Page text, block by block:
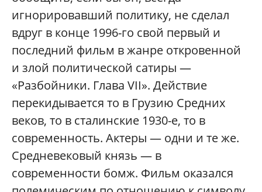
игнорировавший политику, не сделал
вдруг в конце 1996-го свой первый и
последний фильм в жанре откровенной
и злой политической сатиры —
«Разбойники. Глава VII». Действие
перекидывается то в Грузию Средних
веков, то в сталинские 1930-е, то в
современность. Актеры — одни и те же.
Средневековый князь — в
современности бомж. Фильм оказался